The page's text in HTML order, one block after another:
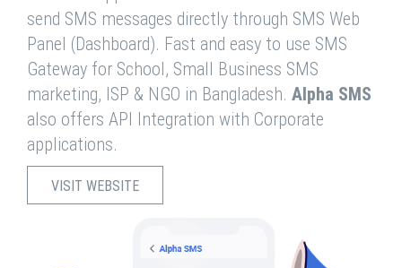
send SMS messages directly through SMS Web
Panel (Dashboard). Fast and easy to use SMS
Gateway for School, Small Business SMS
marketing, ISP & NGO in Bangladesh. Alpha SMS
also offers API Integration with Corporate
applications.
VISIT WEBSITE